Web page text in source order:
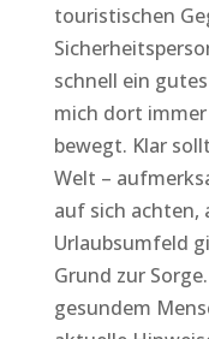
touristischen
schnell ein
mich dort
bewegt. Klar
Welt –
auf sich achten,
Urlaubsumfeld
Grund zur
gesundem